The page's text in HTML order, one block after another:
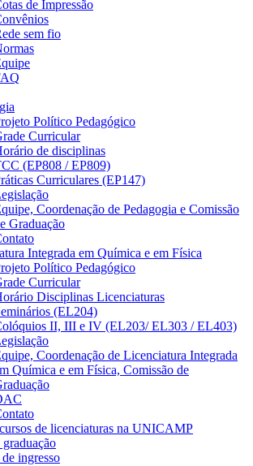
de Impressão
sem fio
Político Pedagógico
Curricular
de disciplinas
(EP808 / EP809)
Curriculares (EP147)
Coordenação de Pedagogia e Comissão
Graduação
Integrada em Química e em Física
Político Pedagógico
Curricular
Disciplinas Licenciaturas
(EL204)
II, III e IV (EL203/ EL303 / EL403)
Coordenação de Licenciatura Integrada
Química e em Física, Comissão de
de licenciaturas na UNICAMP
graduação
ingresso